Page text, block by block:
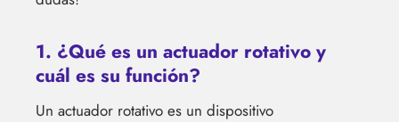
1. ¿Qué es un actuador rotativo y
cuál es su función?
Un actuador rotativo es un dispositivo